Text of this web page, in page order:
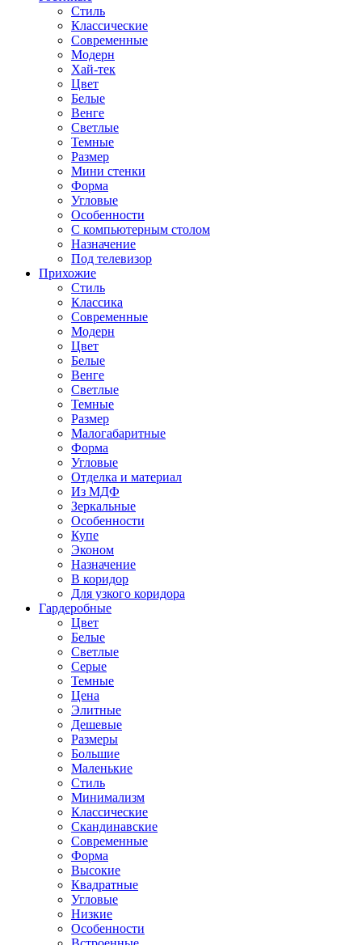
Стиль
Классические
Современные
Модерн
Хай-тек
Цвет
Белые
Венге
Светлые
Темные
Размер
Мини стенки
Форма
Угловые
Особенности
С компьютерным столом
Назначение
Под телевизор
Прихожие
Стиль
Классика
Современные
Модерн
Цвет
Белые
Венге
Светлые
Темные
Размер
Малогабаритные
Форма
Угловые
Отделка и материал
Из МДФ
Зеркальные
Особенности
Купе
Эконом
Назначение
В коридор
Для узкого коридора
Гардеробные
Цвет
Белые
Светлые
Серые
Темные
Цена
Элитные
Дешевые
Размеры
Большие
Маленькие
Стиль
Минимализм
Классические
Скандинавские
Современные
Форма
Высокие
Квадратные
Угловые
Низкие
Особенности